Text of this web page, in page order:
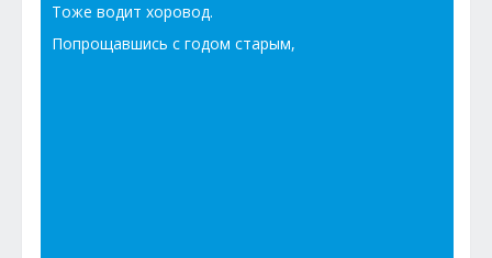
Тоже водит хоровод.
Попрощавшись с годом старым,